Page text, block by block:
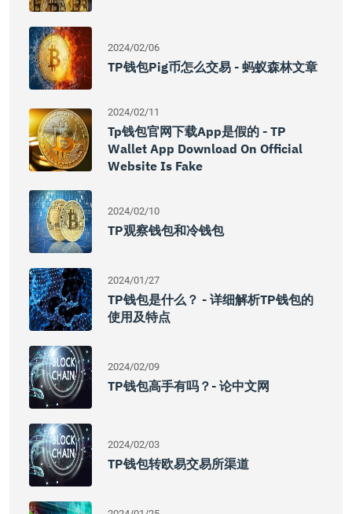
2024/02/06
TP钱包Pig币怎么交易 - 蚂蚁森林文章
2024/02/11
Tp钱包官网下载app是假的 - TP
Wallet App Download On Official
Website Is Fake
2024/02/10
TP观察钱包和冷钱包
2024/01/27
TP钱包是什么？ - 详细解析TP钱包的
使用及特点
2024/02/09
TP钱包高手有吗？- 论中文网
2024/02/03
TP钱包转欧易交易所渠道